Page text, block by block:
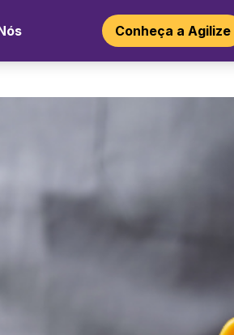
Conheça a Agilize